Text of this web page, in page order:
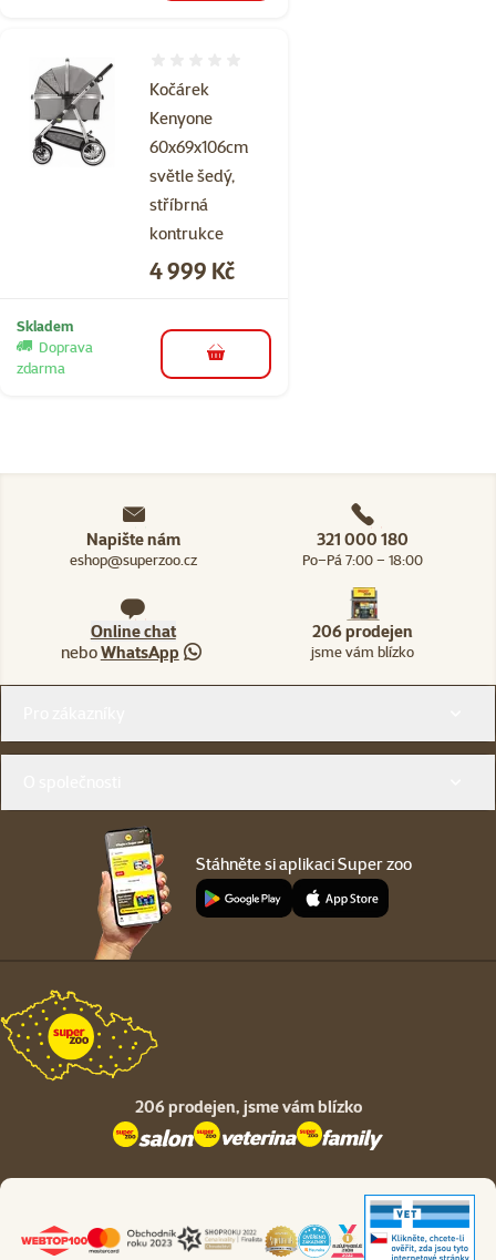
Kočárek
Kenyone
60x69x106cm
světle šedý,
stříbrná
kontrukce
Cena
4 999 Kč
Skladem
Doprava
zdarma
do košíku
Napište nám
eshop@superzoo.cz
321 000 180
Po–Pá 7:00 – 18:00
Online chat
neboWhatsApp
206 prodejen
jsme vám blízko
Stáhněte si aplikaci Super zoo
206 prodejen, jsme vám blízko